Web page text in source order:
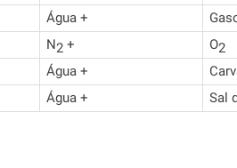
Água +
N2 + O2
Água +
Água + Sal